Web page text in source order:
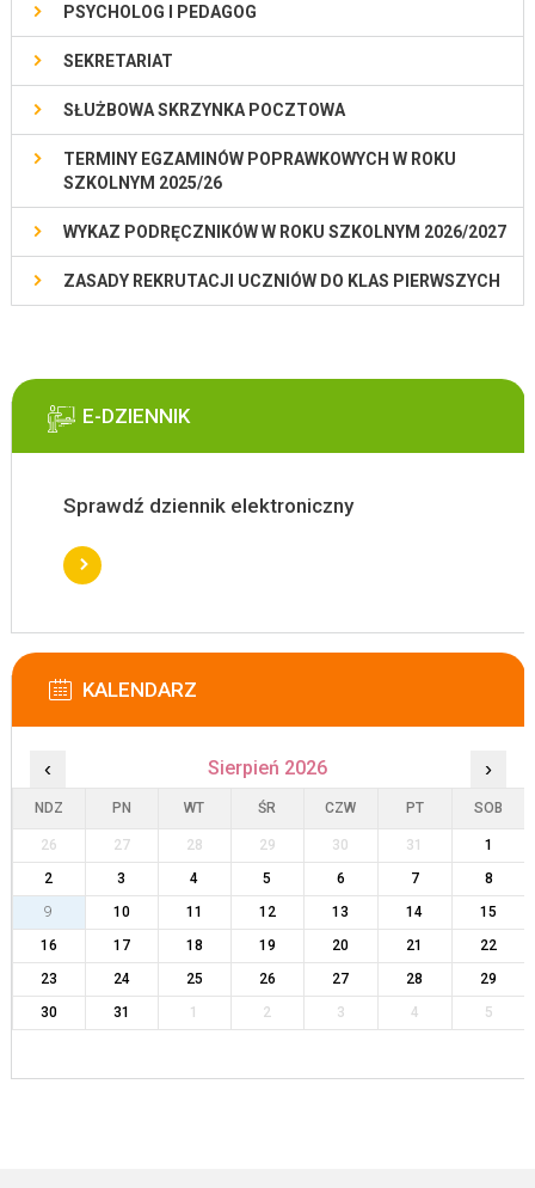
PSYCHOLOG I PEDAGOG
SEKRETARIAT
SŁUŻBOWA SKRZYNKA POCZTOWA
TERMINY EGZAMINÓW POPRAWKOWYCH W ROKU
SZKOLNYM 2025/26
WYKAZ PODRĘCZNIKÓW W ROKU SZKOLNYM 2026/2027
ZASADY REKRUTACJI UCZNIÓW DO KLAS PIERWSZYCH
E-DZIENNIK
Sprawdź dziennik elektroniczny
KALENDARZ
‹ Sierpień 2026 ›
NDZ PN WT ŚR CZW PT SOB
26 27 28 29 30 31
1
2
3 4 5 6 7
8
9
10 11 12 13 14
15
16
17 18 19 20 21
22
23
24 25 26 27 28
29
30
31 1 2 3 4 5